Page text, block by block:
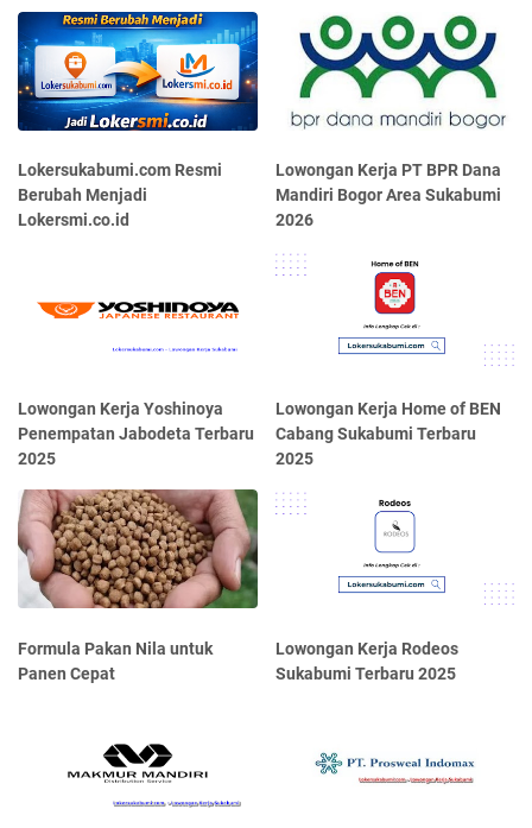
Lokersukabumi.com Resmi
Berubah Menjadi
Lokersmi.co.id
Lowongan Kerja PT BPR Dana
Mandiri Bogor Area Sukabumi
2026
Lowongan Kerja Yoshinoya
Penempatan Jabodeta Terbaru
2025
Lowongan Kerja Home of BEN
Cabang Sukabumi Terbaru
2025
Formula Pakan Nila untuk
Panen Cepat
Lowongan Kerja Rodeos
Sukabumi Terbaru 2025